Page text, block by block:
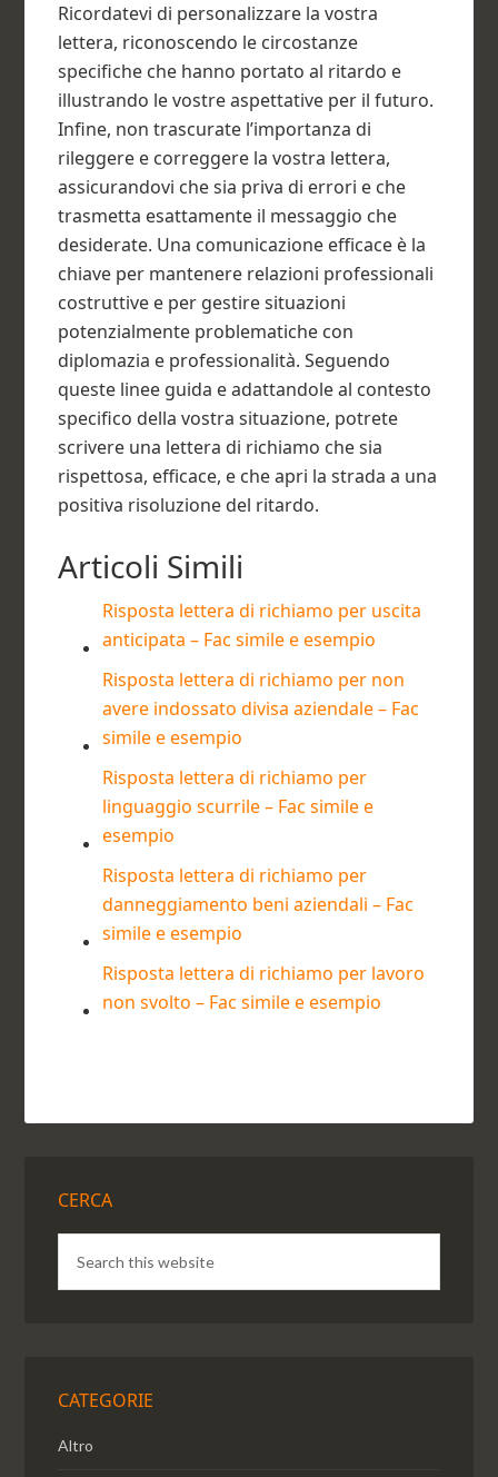
Ricordatevi di personalizzare la vostra
lettera, riconoscendo le circostanze
specifiche che hanno portato al ritardo e
illustrando le vostre aspettative per il futuro.
Infine, non trascurate l’importanza di
rileggere e correggere la vostra lettera,
assicurandovi che sia priva di errori e che
trasmetta esattamente il messaggio che
desiderate. Una comunicazione efficace è la
chiave per mantenere relazioni professionali
costruttive e per gestire situazioni
potenzialmente problematiche con
diplomazia e professionalità. Seguendo
queste linee guida e adattandole al contesto
specifico della vostra situazione, potrete
scrivere una lettera di richiamo che sia
rispettosa, efficace, e che apri la strada a una
positiva risoluzione del ritardo.
Articoli Simili
Risposta lettera di richiamo per uscita
anticipata – Fac simile e esempio
Risposta lettera di richiamo per non
avere indossato divisa aziendale – Fac
simile e esempio
Risposta lettera di richiamo per
linguaggio scurrile – Fac simile e
esempio
Risposta lettera di richiamo per
danneggiamento beni aziendali – Fac
simile e esempio
Risposta lettera di richiamo per lavoro
non svolto – Fac simile e esempio
CERCA
CATEGORIE
Altro